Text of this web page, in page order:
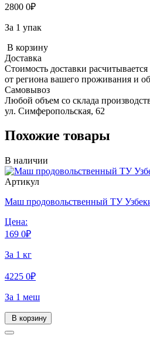
2800 0₽
За 1 упак
В корзину
Доставка
Стоимость доставки
от региона вашего проживания и
Самовывоз
Любой объем со склада
ул. Симферопольская, 62
Похожие товары
В наличии
Артикул
Маш продовольственный ТУ
Цена:
169 0₽
За 1 кг
4225 0₽
За 1 меш
В корзину